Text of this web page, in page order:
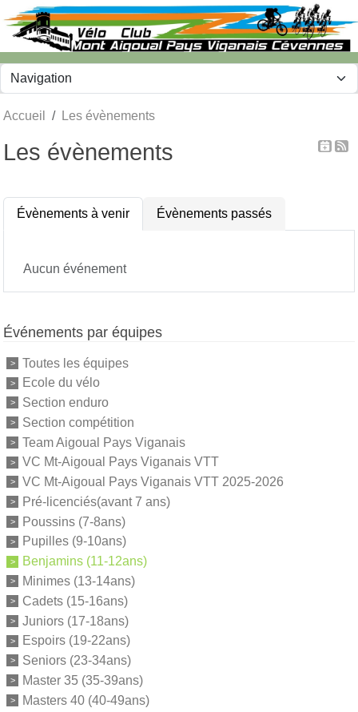
Accueil Les évènements
Les évènements
Évènements à venir Évènements passés
Aucun événement
Événements par équipes
Toutes les équipes
Ecole du vélo
Section enduro
Section compétition
Team Aigoual Pays Viganais
VC Mt-Aigoual Pays Viganais VTT
VC Mt-Aigoual Pays Viganais VTT 2025-2026
Pré-licenciés(avant 7 ans)
Poussins (7-8ans)
Pupilles (9-10ans)
Benjamins (11-12ans)
Minimes (13-14ans)
Cadets (15-16ans)
Juniors (17-18ans)
Espoirs (19-22ans)
Seniors (23-34ans)
Master 35 (35-39ans)
Masters 40 (40-49ans)
Panneau de gestion des cookies